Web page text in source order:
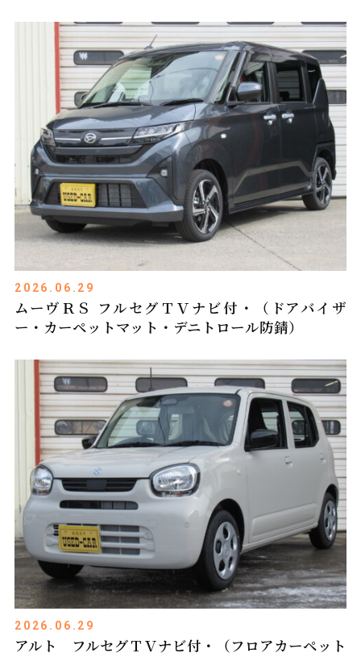
2026.06.29
ムーヴＲＳ フルセグＴＶナビ付・（ドアバイザ
ー・カーペットマット・デニトロール防錆）
2026.06.29
アルト フルセグＴＶナビ付・（フロアカーペット